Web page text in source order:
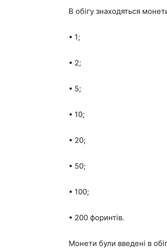
В обігу знаходяться
• 1;
• 2;
• 5;
• 10;
• 20;
• 50;
• 100;
• 200 форинтів.
Монети були введені в